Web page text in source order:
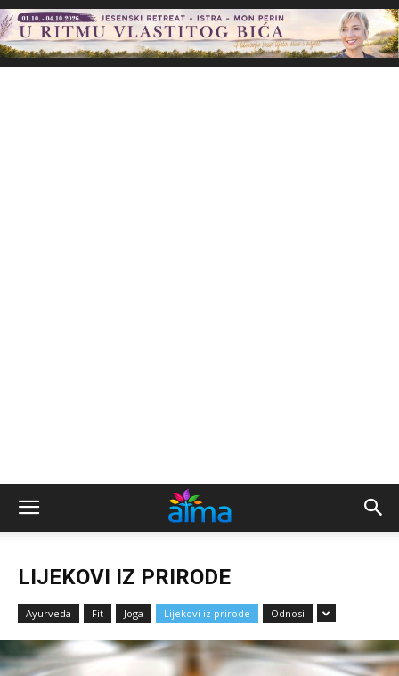
LIJEKOVI IZ PRIRODE
Ayurveda Fit Joga Lijekovi iz prirode Odnosi